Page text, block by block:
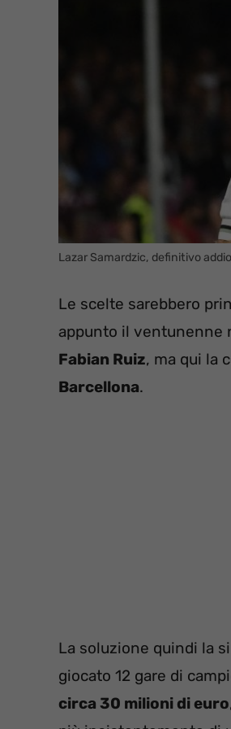
Lazar Samardzic, definitivo
Le scelte sarebbero
appunto il ventunenne
Fabian Ruiz, ma qui la
Barcellona.
La soluzione quindi la
giocato 12 gare di
circa 30 milioni di euro